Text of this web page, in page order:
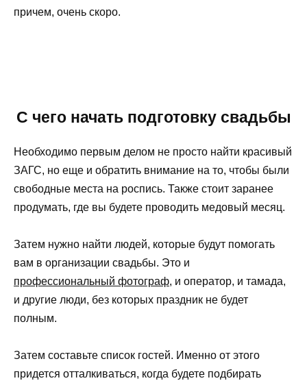
причем, очень скоро.
С чего начать подготовку свадьбы
Необходимо первым делом не просто найти красивый
ЗАГС, но еще и обратить внимание на то, чтобы были
свободные места на роспись. Также стоит заранее
продумать, где вы будете проводить медовый месяц.
Затем нужно найти людей, которые будут помогать
вам в организации свадьбы. Это и
профессиональный фотограф, и оператор, и тамада,
и другие люди, без которых праздник не будет
полным.
Затем составьте список гостей. Именно от этого
придется отталкиваться, когда будете подбирать